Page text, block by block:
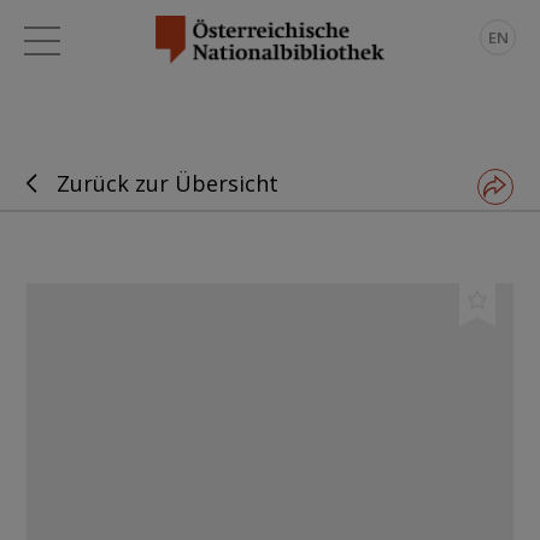
EN
Zurück zur Übersicht